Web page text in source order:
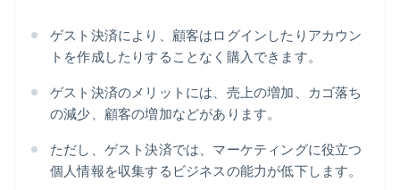
ゲスト決済により、顧客はログインしたりアカウン
トを作成したりすることなく購入できます。
ゲスト決済のメリットには、売上の増加、カゴ落ち
の減少、顧客の増加などがあります。
ただし、ゲスト決済では、マーケティングに役立つ
個人情報を収集するビジネスの能力が低下します。